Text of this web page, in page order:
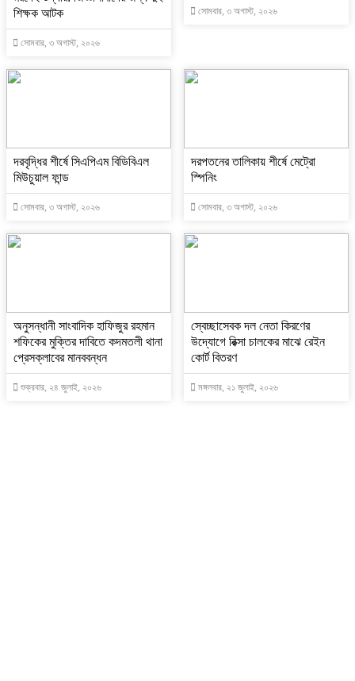
শিক্ষক আটক
সোমবার, ৩ অগাস্ট, ২০২৬
সোমবার, ৩ অগাস্ট, ২০২৬
দরবৃদ্ধির শীর্ষে সিএপিএম বিডিবিএল
মিউচুয়াল ফান্ড
সোমবার, ৩ অগাস্ট, ২০২৬
দরপতনের তালিকায় শীর্ষে মেট্রো
স্পিনিং
সোমবার, ৩ অগাস্ট, ২০২৬
অনুসন্ধানী সাংবাদিক হাফিজুর রহমান
শফিকের মুক্তির দাবিতে কদমতলী থানা
প্রেসক্লাবের মানববন্ধন
শুক্রবার, ২৪ জুলাই, ২০২৬
স্বেচ্ছাসেবক দল নেতা কিরণের
উদ্যোগে রিক্সা চালকের মাঝে রেইন
কোর্ট বিতরণ
মঙ্গলবার, ২১ জুলাই, ২০২৬